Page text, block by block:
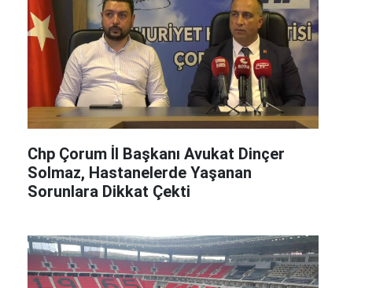
Chp Çorum İl Başkanı Avukat Dinçer
Solmaz, Hastanelerde Yaşanan
Sorunlara Dikkat Çekti